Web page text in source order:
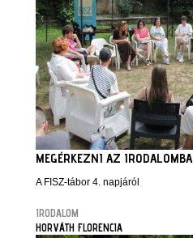
MEGÉRKEZNI AZ IRODALOMBA
A FISZ-tábor 4. napjáról
IRODALOM
HORVÁTH FLORENCIA